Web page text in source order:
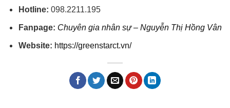
Hotline: 098.2211.195
Fanpage: Chuyên gia nhân sự – Nguyễn Thị Hồng Vân
Website: https://greenstarct.vn/